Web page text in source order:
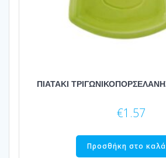
ΠΙΑΤΑΚΙ
€1.57
Προσθήκη στο